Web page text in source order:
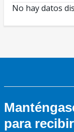
No hay datos
para